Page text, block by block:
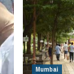
Mumbai